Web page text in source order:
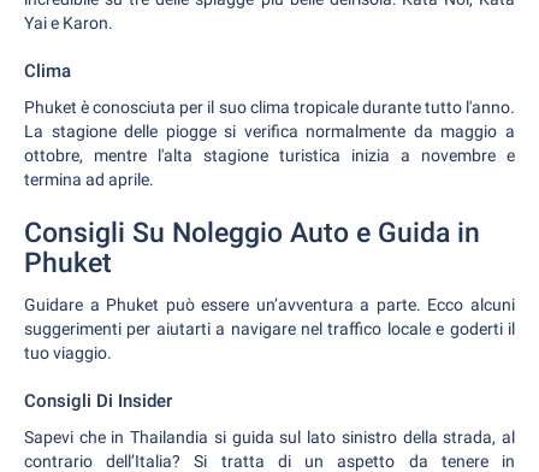
Yai e Karon.
Clima
Phuket è conosciuta per il suo clima tropicale durante tutto l'anno.
La stagione delle piogge si verifica normalmente da maggio a
ottobre, mentre l'alta stagione turistica inizia a novembre e
termina ad aprile.
Consigli Su Noleggio Auto e Guida in
Phuket
Guidare a Phuket può essere un’avventura a parte. Ecco alcuni
suggerimenti per aiutarti a navigare nel traffico locale e goderti il
tuo viaggio.
Consigli Di Insider
Sapevi che in Thailandia si guida sul lato sinistro della strada, al
contrario dell’Italia? Si tratta di un aspetto da tenere in